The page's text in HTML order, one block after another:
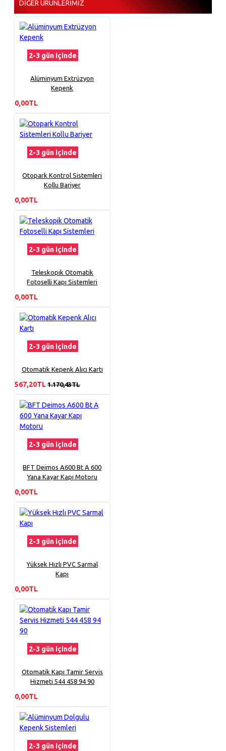
DIĞER ÜRÜNLERIMIZ
2-3 gün içinde
Alüminyum Extrüzyon
Kepenk
0,00TL
2-3 gün içinde
Otopark Kontrol Sistemleri
Kollu Bariyer
0,00TL
2-3 gün içinde
Teleskopik Otomatik
Fotoselli Kapı Sistemleri
0,00TL
2-3 gün içinde
Otomatik Kepenk Alıcı Kartı
567,20TL 1.170,43TL
2-3 gün içinde
BFT Deimos A600 Bt A 600
Yana Kayar Kapı Motoru
0,00TL
2-3 gün içinde
Yüksek Hızlı PVC Sarmal
Kapı
0,00TL
2-3 gün içinde
Otomatik Kapı Tamir Servis
Hizmeti 544 458 94 90
0,00TL
2-3 gün içinde